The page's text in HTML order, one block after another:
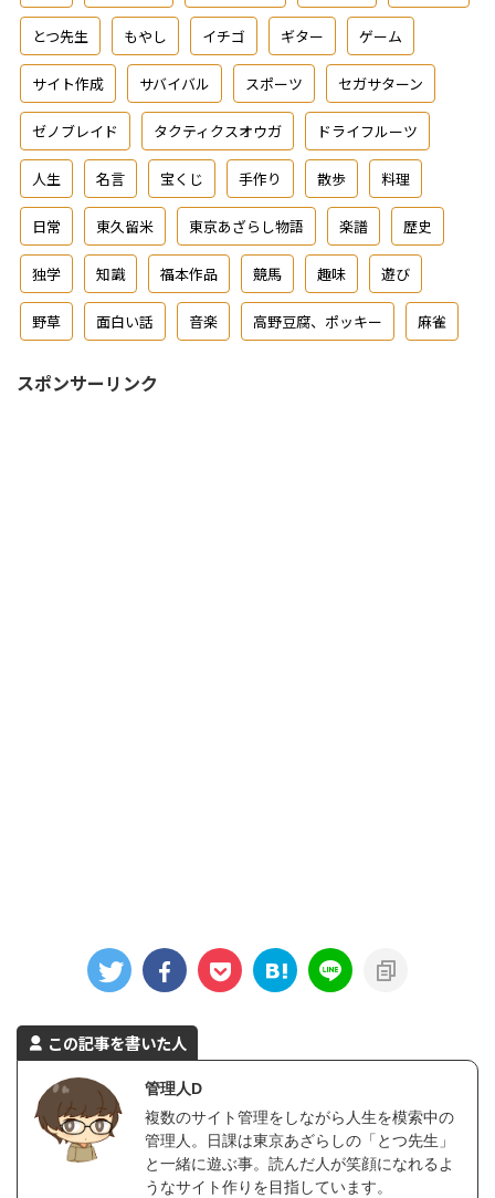
とつ先生 もやし イチゴ ギター ゲーム
サイト作成 サバイバル スポーツ セガサターン
ゼノブレイド タクティクスオウガ ドライフルーツ
人生 名言 宝くじ 手作り 散歩 料理
日常 東久留米 東京あざらし物語 楽譜 歴史
独学 知識 福本作品 競馬 趣味 遊び
野草 面白い話 音楽 高野豆腐、ポッキー 麻雀
スポンサーリンク
この記事を書いた人
管理人D
複数のサイト管理をしながら人生を模索中の
管理人。日課は東京あざらしの「とつ先生」
と一緒に遊ぶ事。読んだ人が笑顔になれるよ
うなサイト作りを目指しています。